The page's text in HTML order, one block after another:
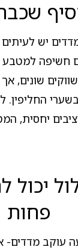
יש
חשיפה למטבע
שונים,
יחסית,
יכול
פחות
עוקב מדדים-